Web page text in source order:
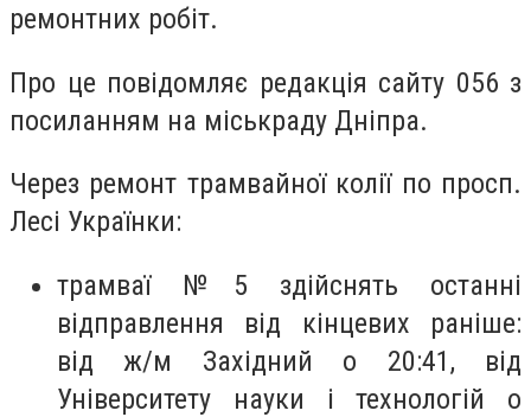
ремонтних робіт.
Про це повідомляє редакція сайту 056 з
посиланням на міськраду Дніпра.
Через ремонт трамвайної колії по просп.
Лесі Українки:
трамваї №5 здійснять останні
відправлення від кінцевих раніше:
від ж/м Західний о 20:41, від
Університету науки і технологій о